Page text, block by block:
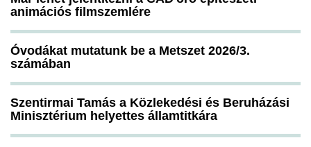
animációs filmszemlére
Óvodákat mutatunk be a Metszet 2026/3.
számában
Szentirmai Tamás a Közlekedési és Beruházási
Minisztérium helyettes államtitkára